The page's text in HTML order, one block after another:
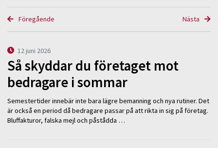
Föregående Nästa
12 juni 2026
Så skyddar du företaget mot
bedragare i sommar
Semestertider innebär inte bara lägre bemanning och nya rutiner. Det
är också en period då bedragare passar på att rikta in sig på företag.
Bluffakturor, falska mejl och påstådda …